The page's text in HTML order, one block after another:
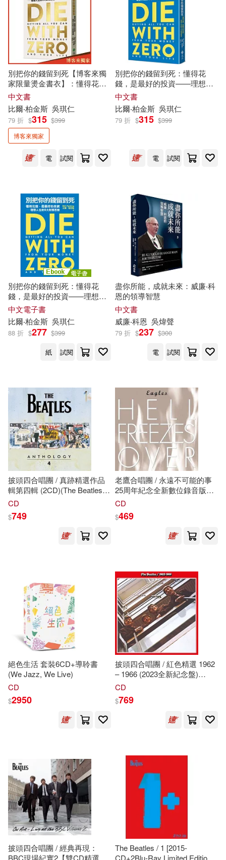
遠流(3) SECRET MUSIC(2)
博雅(2)
金革(2) Emarcy(1)
Hollywood(1) IMPULSE(1)
Linfair Records Limited(1)
Warner Classics(1) venus(1)
彗智(1) 映象國際多媒體(1)
映象國際多媒體股份有限公司(1)
極光(1) 瑋秦出版(1)
可港澳店取(166)
可新加坡店取(139)
可菲律賓店取(178)
電子書
適合手機平板閱讀(1)
其他 (可複選)
現在可購買商品(19)
價格
範圍
別把你的錢留到死【博客來獨
家限量燙金書衣】：懂得花
錢，是最好的投資——理想人
生的9大財務思維
中文書
比爾‧柏金斯 吳琪仁
79 折 $315 $399
博客來獨家
電 試閱
別把你的錢留到死：懂得花
錢，是最好的投資——理想人
生的9大財務思維
中文書
比爾‧柏金斯 吳琪仁
79 折 $315 $399
電 試閱
別把你的錢留到死：懂得花
錢，是最好的投資——理想人
生的9大財務思維 (電子書)
中文電子書
比爾‧柏金斯 吳琪仁
88 折 $277 $399
紙
試閱
盡你所能，成就未來：威廉‧科
恩的領導智慧
中文書
威廉‧科恩 吳煒聲
79 折 $237 $300
電
試閱
披頭四合唱團 / 真跡精選作品
輯第四輯 (2CD)(The Beatles /
Anthology 4 (2CD))
CD
$749
老鷹合唱團 / 永遠不可能的事
25周年紀念全新數位錄音版
(CD)(Eagles / Hell Freezes
CD
$469
絕色生活 套裝6CD+導聆書
(We Jazz, We Live)
CD
$2950
披頭四合唱團 / 紅色精選 1962
– 1966 (2023全新紀念盤)
2CD(The Beatles / The
Edition) 2CD)
CD
$769
披頭四合唱團 / 經典再現：
BBC現場紀實2【雙CD精選】
The Beatles / 1 [2015-
CD+2Blu-Ray Limited Edition]